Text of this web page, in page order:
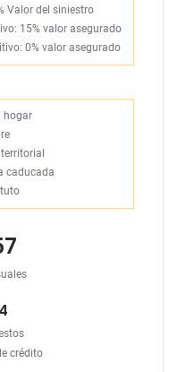
Valor del siniestro
15% valor asegurado
0% valor asegurado
hogar
caducada
crédito